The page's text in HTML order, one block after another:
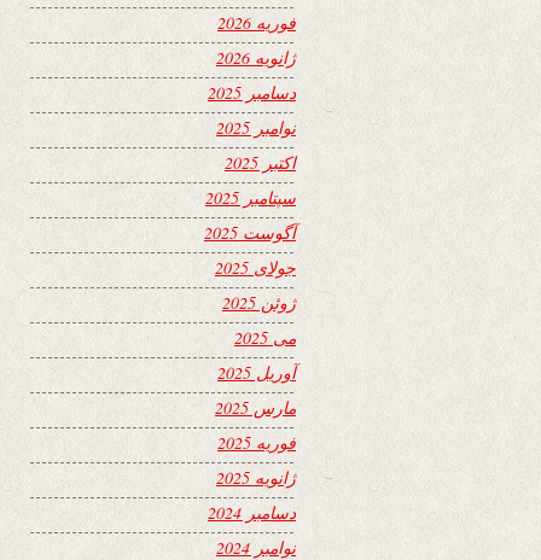
فوریه 2026
ژانویه 2026
دسامبر 2025
نوامبر 2025
اکتبر 2025
سپتامبر 2025
آگوست 2025
جولای 2025
ژوئن 2025
می 2025
آوریل 2025
مارس 2025
فوریه 2025
ژانویه 2025
دسامبر 2024
نوامبر 2024